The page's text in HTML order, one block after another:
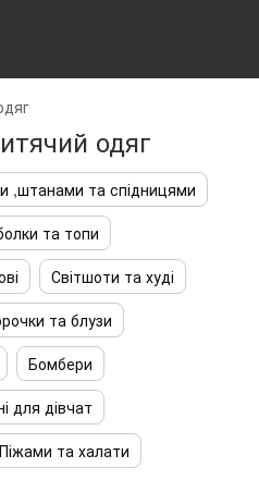
одяг
,штанами та спідницями
та топи
Світшоти та худі
та блузи
Бомбери
для дівчат
Піжами та халати